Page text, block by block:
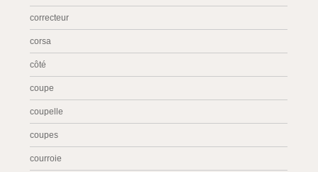
correcteur
corsa
côté
coupe
coupelle
coupes
courroie